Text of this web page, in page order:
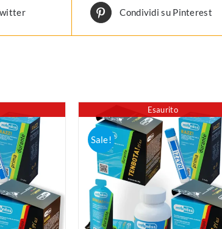
Condividi su Pinterest
Esaurito
Sale!